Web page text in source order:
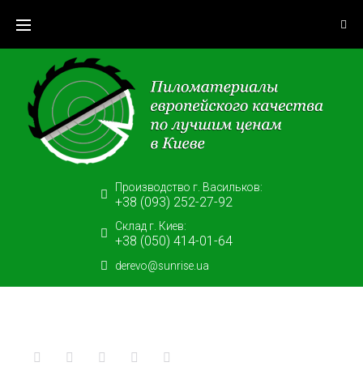
content
Производство г. Васильков:
+38 (093) 252-27-92
Склад г. Киев:
+38 (050) 414-01-64
derevo@sunrise.ua
Facebook
Twitter Google+LinkedIn